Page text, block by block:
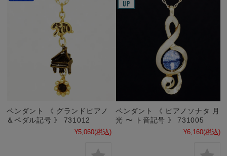
ペンダント 《 グランドピアノ
＆ペダル記号 》 731012
¥5,060(税込)
ペンダント 《 ピアノソナタ 月
光 〜 ト音記号 》 731005
¥6,160(税込)